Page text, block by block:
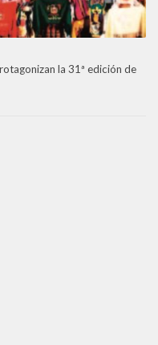
la 31ª edición de